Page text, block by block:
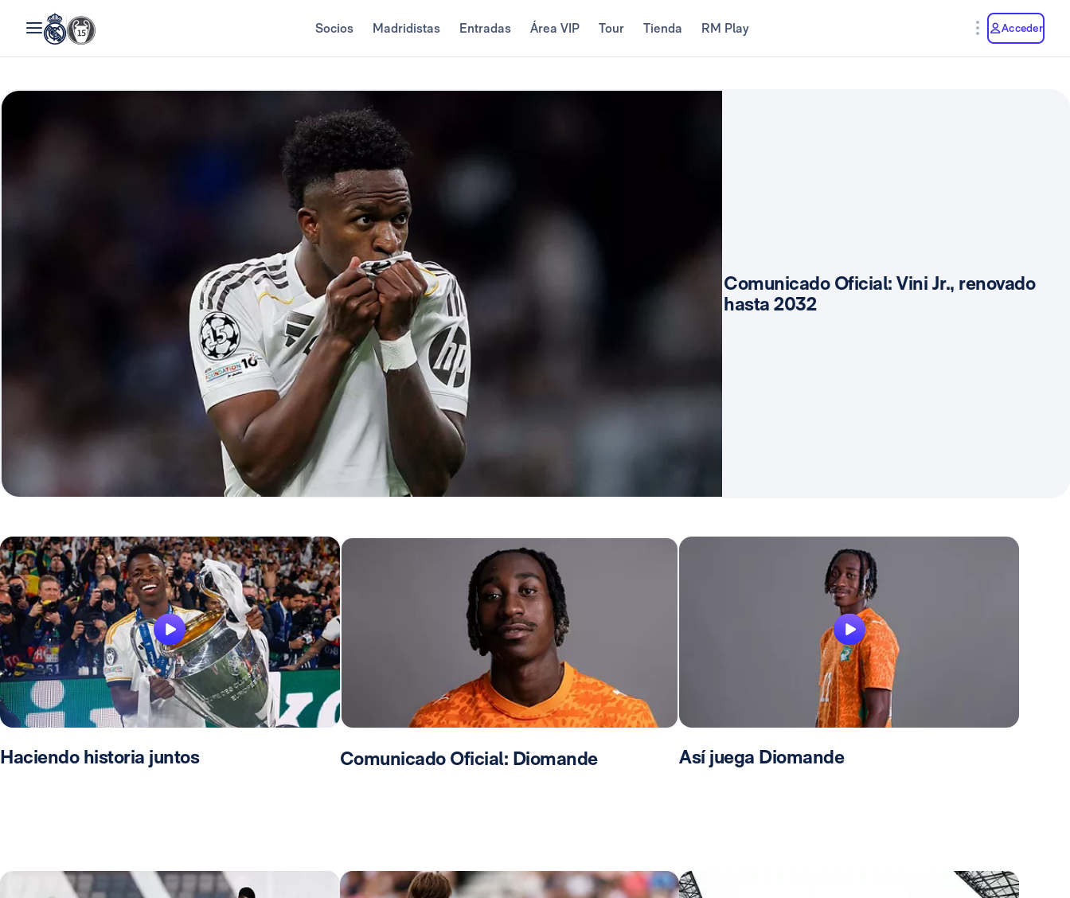
Socios Madridistas Entradas Área VIP Tour Tienda RM Play Acceder
Comunicado Oficial: Vini Jr., renovado
hasta 2032
Haciendo historia juntos Comunicado Oficial: Diomande Así juega Diomande